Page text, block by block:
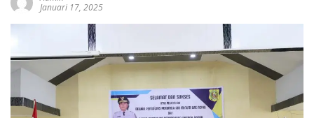
Januari 17, 2025